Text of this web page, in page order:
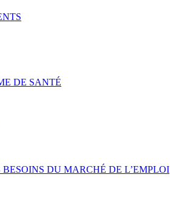
DE SANTÉ
DU MARCHÉ DE L’EMPLOI